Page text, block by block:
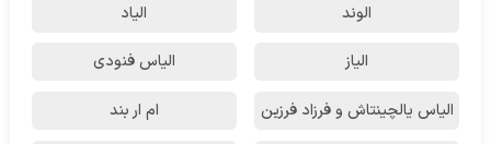
الوند الیاد
الیاز الیاس فنودی
الیاس یالچینتاش و فرزاد فرزین ام‌ ار بند